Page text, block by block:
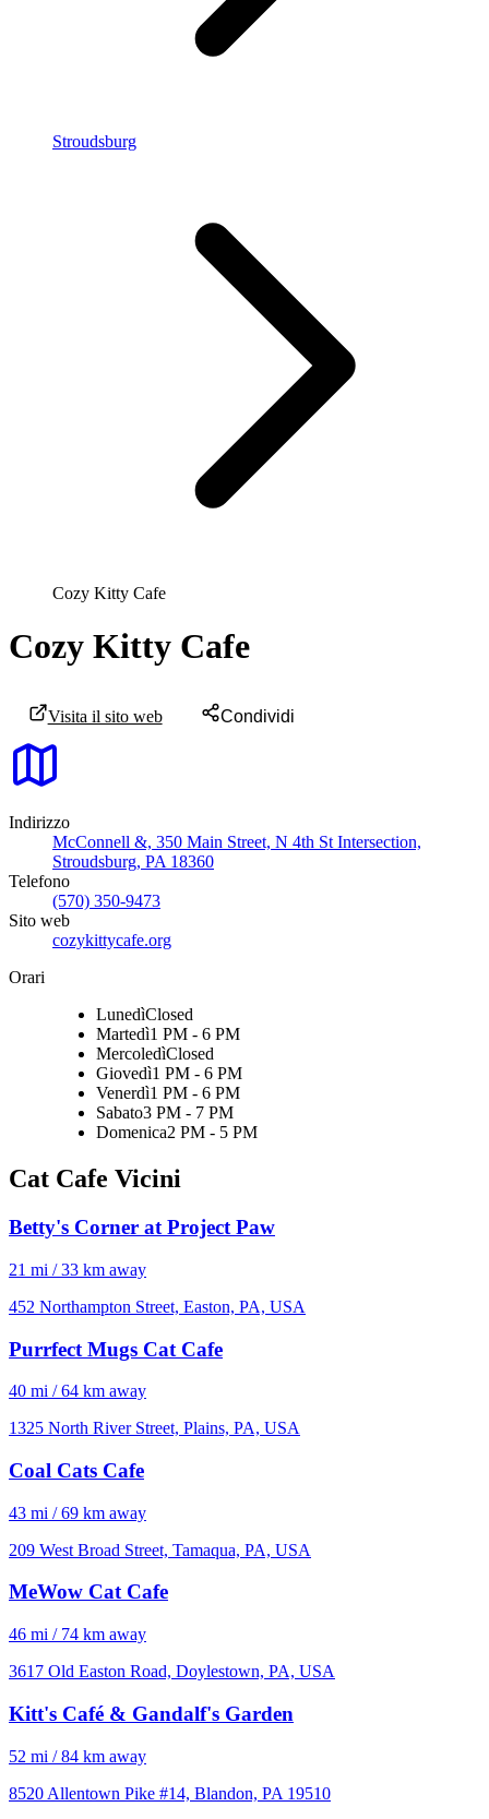
Stroudsburg
Cozy Kitty Cafe
Cozy Kitty Cafe
Visita il sito web Condividi
Indirizzo
McConnell &, 350 Main Street, N 4th St Intersection,
Stroudsburg, PA 18360
Telefono
(570) 350-9473
Sito web
cozykittycafe.org
Orari
LunedìClosed
Martedì1 PM - 6 PM
MercoledìClosed
Giovedì1 PM - 6 PM
Venerdì1 PM - 6 PM
Sabato3 PM - 7 PM
Domenica2 PM - 5 PM
Cat Cafe Vicini
Betty's Corner at Project Paw
21 mi / 33 km away
452 Northampton Street, Easton, PA, USA
Purrfect Mugs Cat Cafe
40 mi / 64 km away
1325 North River Street, Plains, PA, USA
Coal Cats Cafe
43 mi / 69 km away
209 West Broad Street, Tamaqua, PA, USA
MeWow Cat Cafe
46 mi / 74 km away
3617 Old Easton Road, Doylestown, PA, USA
Kitt's Café & Gandalf's Garden
52 mi / 84 km away
8520 Allentown Pike #14, Blandon, PA 19510